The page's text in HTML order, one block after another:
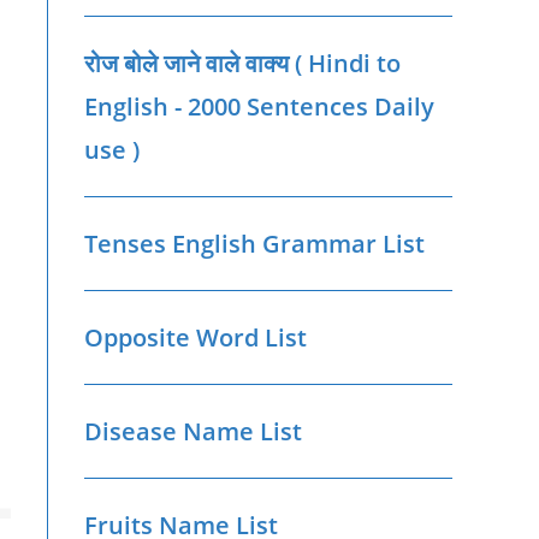
रोज बोले जाने वाले वाक्‍य ( Hindi to
English - 2000 Sentences Daily
use )
Tenses English Grammar List
Opposite Word List
Disease Name List
Fruits Name List